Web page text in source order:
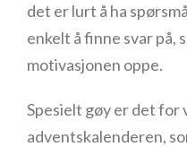
det er lurt å ha
enkelt å finne svar på,
motivasjonen oppe.
Spesielt gøy er det for
adventskalenderen,